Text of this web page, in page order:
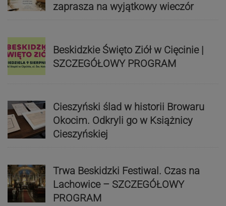
zaprasza na wyjątkowy wieczór
Beskidzkie Święto Ziół w Cięcinie |
SZCZEGÓŁOWY PROGRAM
Cieszyński ślad w historii Browaru
Okocim. Odkryli go w Książnicy
Cieszyńskiej
Trwa Beskidzki Festiwal. Czas na
Lachowice – SZCZEGÓŁOWY
PROGRAM